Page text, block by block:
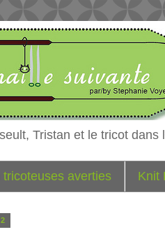
Tristan et le tricot
tricoteuses averties Knit